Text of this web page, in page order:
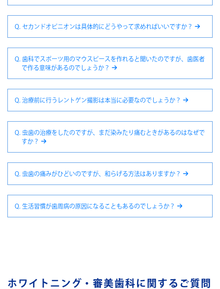
Q. セカンドオピニオンは具体的にどうやって求めればいいですか？
Q. 歯科でスポーツ用のマウスピースを作れると聞いたのですが、歯医者
で作る意味があるのでしょうか？
Q. 治療前に行うレントゲン撮影は本当に必要なのでしょうか？
Q. 虫歯の治療をしたのですが、まだ染みたり痛むときがあるのはなぜで
すか？
Q. 虫歯の痛みがひどいのですが、和らげる方法はありますか？
Q. 生活習慣が歯周病の原因になることもあるのでしょうか？
ホワイトニング・審美歯科に関するご質問